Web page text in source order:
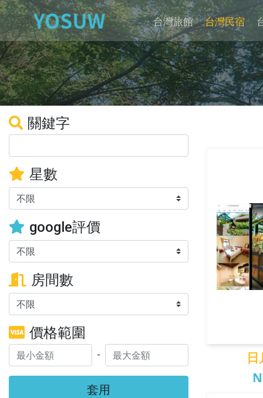
台灣旅館 台灣民宿
關鍵字
星數
google評價
房間數
價格範圍
-
套用